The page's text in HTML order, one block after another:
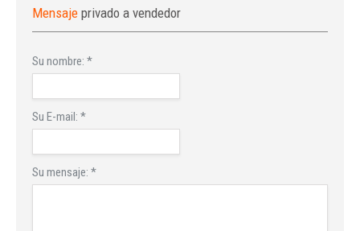
Mensaje privado a vendedor
Su nombre: *
Su E-mail: *
Su mensaje: *